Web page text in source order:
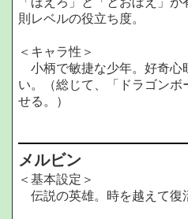
則レベルの役立ち度。
＜キャラ性＞
小柄で敏捷な少年。好奇心
い。（総じて、「ドラゴン
せる。）
メルビン
＜基本設定＞
伝説の英雄。時を越えて復